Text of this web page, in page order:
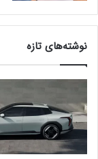
نوشته‌های تازه